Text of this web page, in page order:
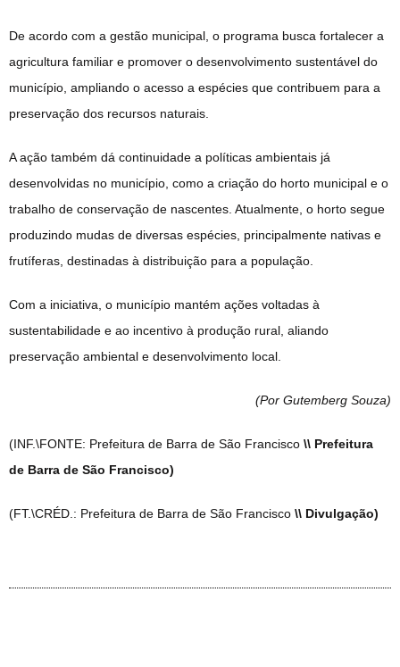
De acordo com a gestão municipal, o programa busca fortalecer a
agricultura familiar e promover o desenvolvimento sustentável do
município, ampliando o acesso a espécies que contribuem para a
preservação dos recursos naturais.
A ação também dá continuidade a políticas ambientais já
desenvolvidas no município, como a criação do horto municipal e o
trabalho de conservação de nascentes. Atualmente, o horto segue
produzindo mudas de diversas espécies, principalmente nativas e
frutíferas, destinadas à distribuição para a população.
Com a iniciativa, o município mantém ações voltadas à
sustentabilidade e ao incentivo à produção rural, aliando
preservação ambiental e desenvolvimento local.
(Por Gutemberg Souza)
(INF.\FONTE: Prefeitura de Barra de São Francisco \\ Prefeitura
de Barra de São Francisco)
(FT.\CRÉD.: Prefeitura de Barra de São Francisco \\ Divulgação)